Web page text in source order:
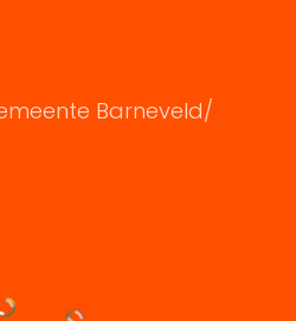
Barneveld/